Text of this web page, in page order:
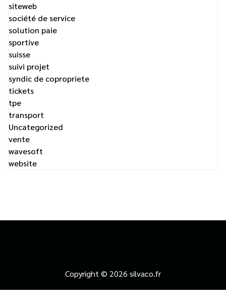
siteweb
société de service
solution paie
sportive
suisse
suivi projet
syndic de copropriete
tickets
tpe
transport
Uncategorized
vente
wavesoft
website
Copyright © 2026 silvaco.fr